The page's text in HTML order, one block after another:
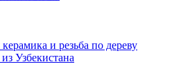
и резьба по дереву
Узбекистана